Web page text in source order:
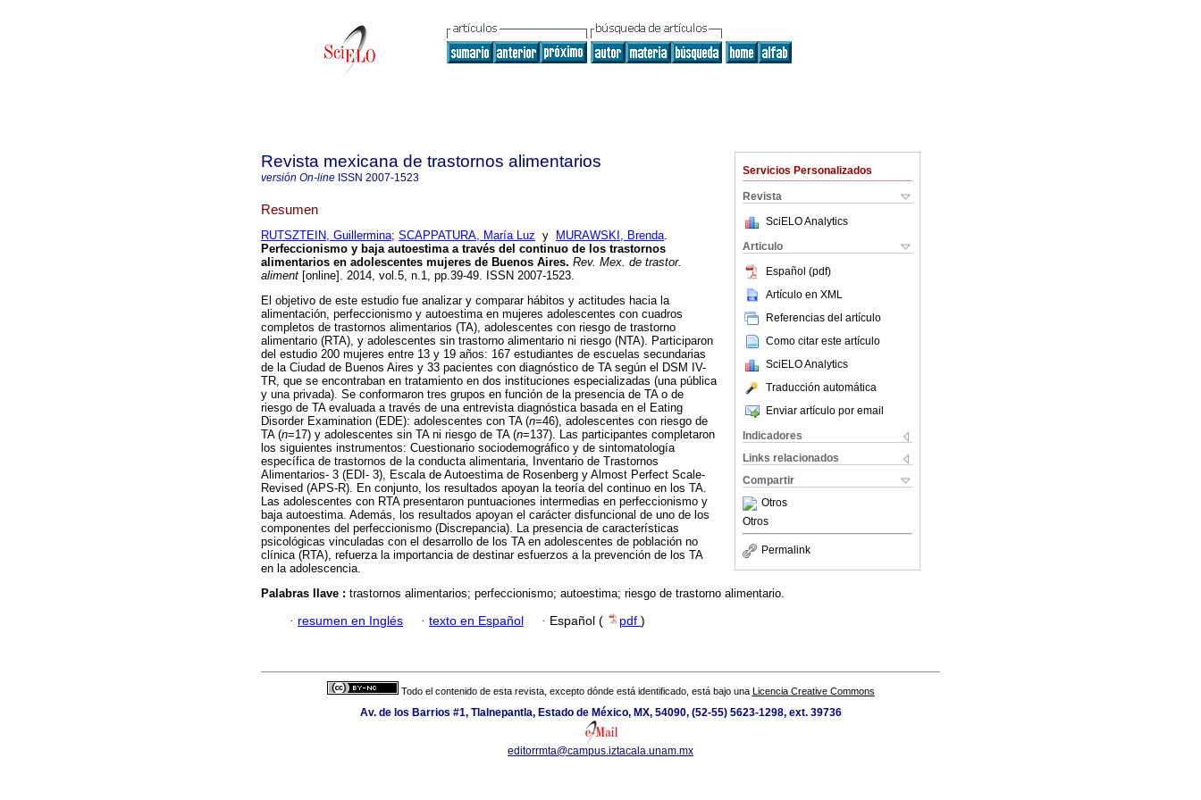
Servicios Personalizados
Revista
SciELO Analytics
Articulo
Español (pdf)
Artículo en XML
Referencias del artículo
Como citar este artículo
SciELO Analytics
Traducción automática
Enviar artículo por email
Indicadores
Links relacionados
Compartir
Otros
Otros
Permalink
Revista mexicana de trastornos alimentarios
versión On-line ISSN 2007-1523
Resumen
RUTSZTEIN, Guillermina; SCAPPATURA, María Luz y MURAWSKI, Brenda.
Perfeccionismo y baja autoestima a través del continuo de los trastornos
alimentarios en adolescentes mujeres de Buenos Aires. Rev. Mex. de trastor.
aliment [online]. 2014, vol.5, n.1, pp.39-49. ISSN 2007-1523.
El objetivo de este estudio fue analizar y comparar hábitos y actitudes hacia la
alimentación, perfeccionismo y autoestima en mujeres adolescentes con cuadros
completos de trastornos alimentarios (TA), adolescentes con riesgo de trastorno
alimentario (RTA), y adolescentes sin trastorno alimentario ni riesgo (NTA). Participaron
del estudio 200 mujeres entre 13 y 19 años: 167 estudiantes de escuelas secundarias
de la Ciudad de Buenos Aires y 33 pacientes con diagnóstico de TA según el DSM IV-
TR, que se encontraban en tratamiento en dos instituciones especializadas (una pública
y una privada). Se conformaron tres grupos en función de la presencia de TA o de
riesgo de TA evaluada a través de una entrevista diagnóstica basada en el Eating
Disorder Examination (EDE): adolescentes con TA (n=46), adolescentes con riesgo de
TA (n=17) y adolescentes sin TA ni riesgo de TA (n=137). Las participantes completaron
los siguientes instrumentos: Cuestionario sociodemográfico y de sintomatología
específica de trastornos de la conducta alimentaria, Inventario de Trastornos
Alimentarios- 3 (EDI- 3), Escala de Autoestima de Rosenberg y Almost Perfect Scale-
Revised (APS-R). En conjunto, los resultados apoyan la teoría del continuo en los TA.
Las adolescentes con RTA presentaron puntuaciones intermedias en perfeccionismo y
baja autoestima. Además, los resultados apoyan el carácter disfuncional de uno de los
componentes del perfeccionismo (Discrepancia). La presencia de características
psicológicas vinculadas con el desarrollo de los TA en adolescentes de población no
clínica (RTA), refuerza la importancia de destinar esfuerzos a la prevención de los TA
en la adolescencia.
Palabras llave : trastornos alimentarios; perfeccionismo; autoestima; riesgo de trastorno alimentario.
· resumen en Inglés · texto en Español · Español ( pdf )
Todo el contenido de esta revista, excepto dónde está identificado, está bajo una Licencia Creative Commons
Av. de los Barrios #1, Tlalnepantla, Estado de México, MX, 54090, (52-55) 5623-1298, ext. 39736
editorrmta@campus.iztacala.unam.mx